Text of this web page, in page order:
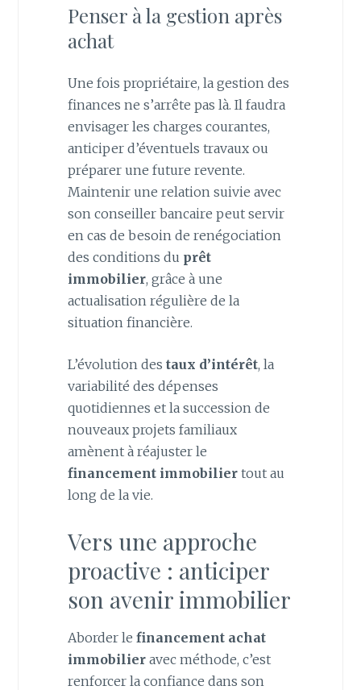
Penser à la gestion après
achat
Une fois propriétaire, la gestion des
finances ne s’arrête pas là. Il faudra
envisager les charges courantes,
anticiper d’éventuels travaux ou
préparer une future revente.
Maintenir une relation suivie avec
son conseiller bancaire peut servir
en cas de besoin de renégociation
des conditions du prêt
immobilier, grâce à une
actualisation régulière de la
situation financière.
L’évolution des taux d’intérêt, la
variabilité des dépenses
quotidiennes et la succession de
nouveaux projets familiaux
amènent à réajuster le
financement immobiliertout au
long de la vie.
Vers une approche
proactive : anticiper
son avenir immobilier
Aborder le financement achat
immobilieravec méthode, c’est
renforcer la confiance dans son